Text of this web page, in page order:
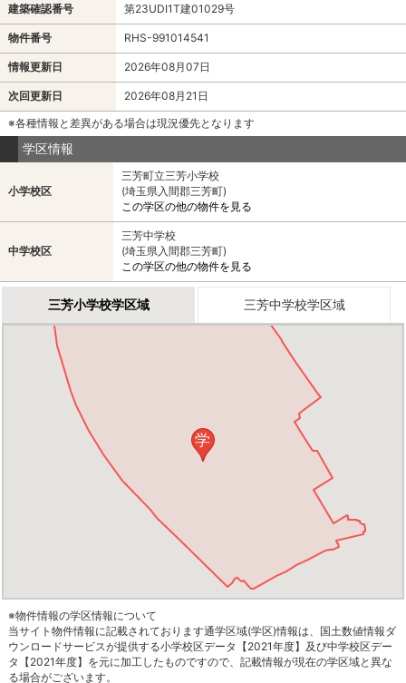
建築確認番号 第23UDI1T建01029号
物件番号 RHS-991014541
情報更新日 2026年08月07日
次回更新日
2026年08月21日
※各種情報と差異がある場合は現況優先となります
学区情報
小学校区
三芳町立三芳小学校
(埼玉県入間郡三芳町)
この学区の他の物件を見る
中学校区
三芳中学校
(埼玉県入間郡三芳町)
この学区の他の物件を見る
三芳小学校学区域 三芳中学校学区域
学
※物件情報の学区情報について
当サイト物件情報に記載されております通学区域(学区)情報は、国土数値情報ダ
ウンロードサービスが提供する小学校区データ【2021年度】及び中学校区デー
タ【2021年度】を元に加工したものですので、記載情報が現在の学区域と異な
る場合がございます。